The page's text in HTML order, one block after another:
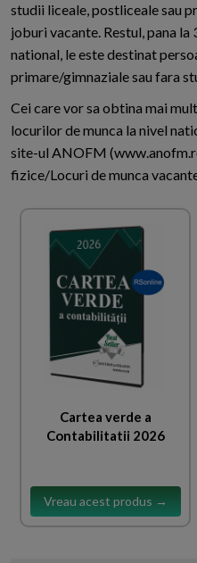
studii liceale, postliceale sau
joburi vacante. Restul, pana
national, le este destinat
primare/gimnaziale sau fara
Cei care vor sa obtina mai
locurilor de munca la nivel
site-ul ANOFM
fizice/Locuri de munca
Cartea verde a
Contabilitatii 2026
Vreau acest produs →